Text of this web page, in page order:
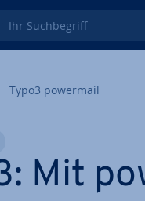
Ihr Such­be­griff
Typo3 powermail
Mit